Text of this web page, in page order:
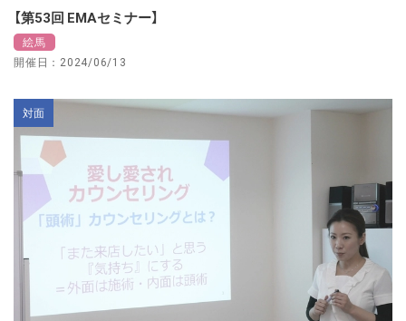
【第53回 EMAセミナー】
絵馬
開催日：2024/06/13
対面